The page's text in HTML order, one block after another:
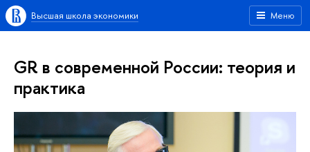
Меню
Высшая школа экономики
GR в современной России: теория и
практика